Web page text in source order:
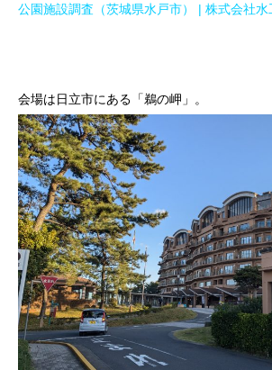
公園施設調査（茨城県水戸市） | 株式会社
会場は日立市にある「鵜の岬」。